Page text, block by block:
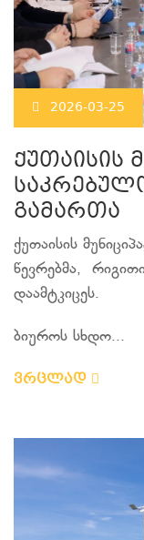
2026-03-25
ქუთაისის
გამართა
ქუთაისის
წევრებმა,
დაამტკიცეს.
ბიუროს სხდო...
ვრცლად